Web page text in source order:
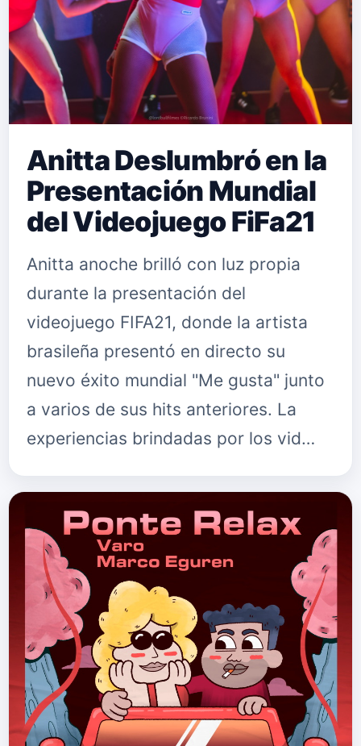
Anitta Deslumbró en la
Presentación Mundial
del Videojuego FiFa21
Anitta anoche brilló con luz propia
durante la presentación del
videojuego FIFA21, donde la artista
brasileña presentó en directo su
nuevo éxito mundial "Me gusta" junto
a varios de sus hits anteriores. La
experiencias brindadas por los vid…